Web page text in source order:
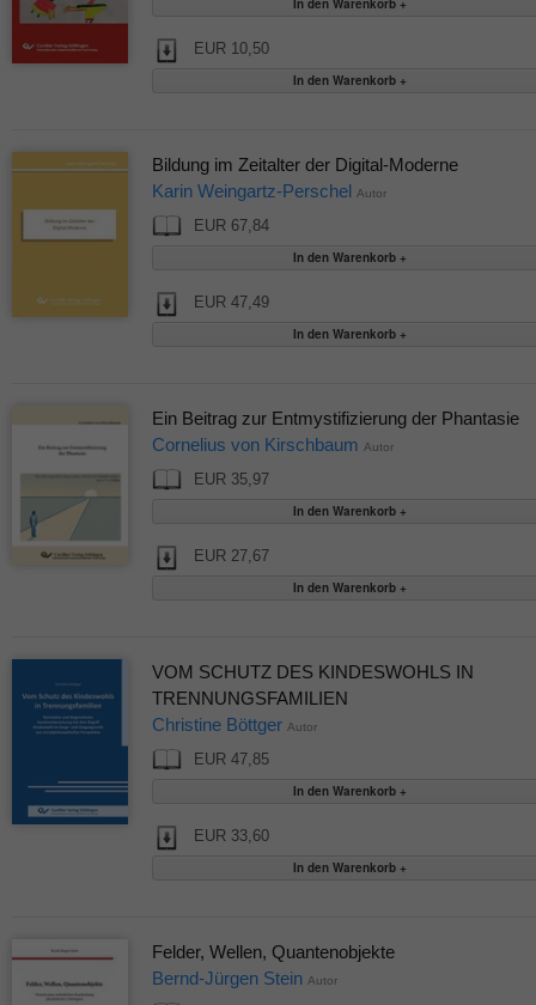
EUR 10,50
Bildung im Zeitalter der Digital-Moderne
Karin Weingartz-Perschel Autor
EUR 67,84
EUR 47,49
Ein Beitrag zur Entmystifizierung der Phantasie
Cornelius von Kirschbaum Autor
EUR 35,97
EUR 27,67
VOM SCHUTZ DES KINDESWOHLS IN
TRENNUNGSFAMILIEN
Christine Böttger Autor
EUR 47,85
EUR 33,60
Felder, Wellen, Quantenobjekte
Bernd-Jürgen Stein Autor